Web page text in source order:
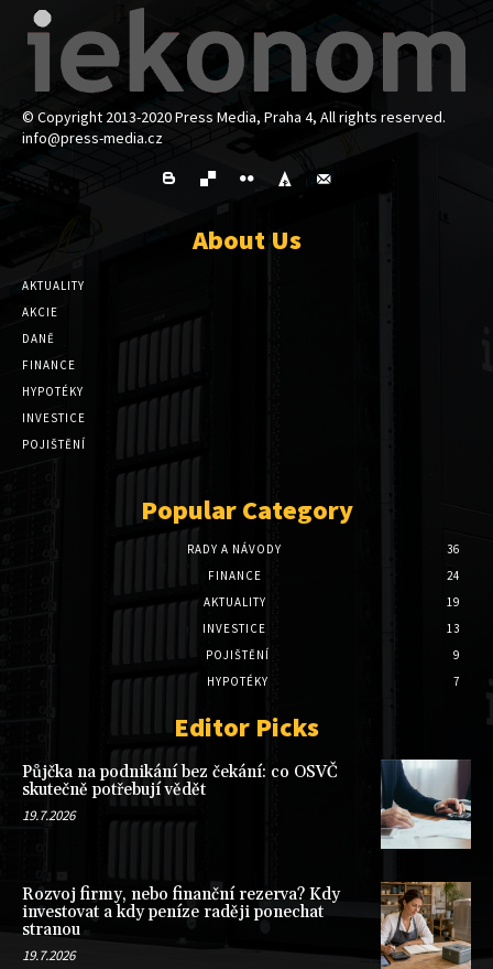
© Copyright 2013-2020 Press Media, Praha 4, All rights reserved.
info@press-media.cz
About Us
AKTUALITY
AKCIE
DANĚ
FINANCE
HYPOTÉKY
INVESTICE
POJIŠTĚNÍ
Popular Category
RADY A NÁVODY
36
FINANCE
24
AKTUALITY
19
INVESTICE
13
POJIŠTĚNÍ
9
HYPOTÉKY
7
Editor Picks
Půjčka na podnikání bez čekání: co OSVČ
skutečně potřebují vědět
19.7.2026
Rozvoj firmy, nebo finanční rezerva? Kdy
investovat a kdy peníze raději ponechat
stranou
19.7.2026